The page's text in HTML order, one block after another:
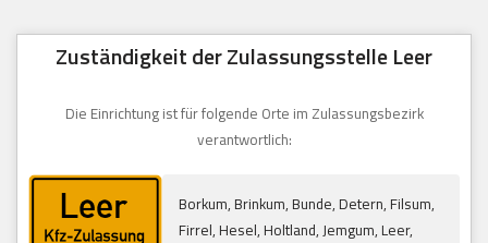
Zuständigkeit der Zulassungsstelle Leer
Die Einrichtung ist für folgende Orte im Zulassungsbezirk
verantwortlich:
Borkum, Brinkum, Bunde, Detern, Filsum,
Firrel, Hesel, Holtland, Jemgum, Leer,